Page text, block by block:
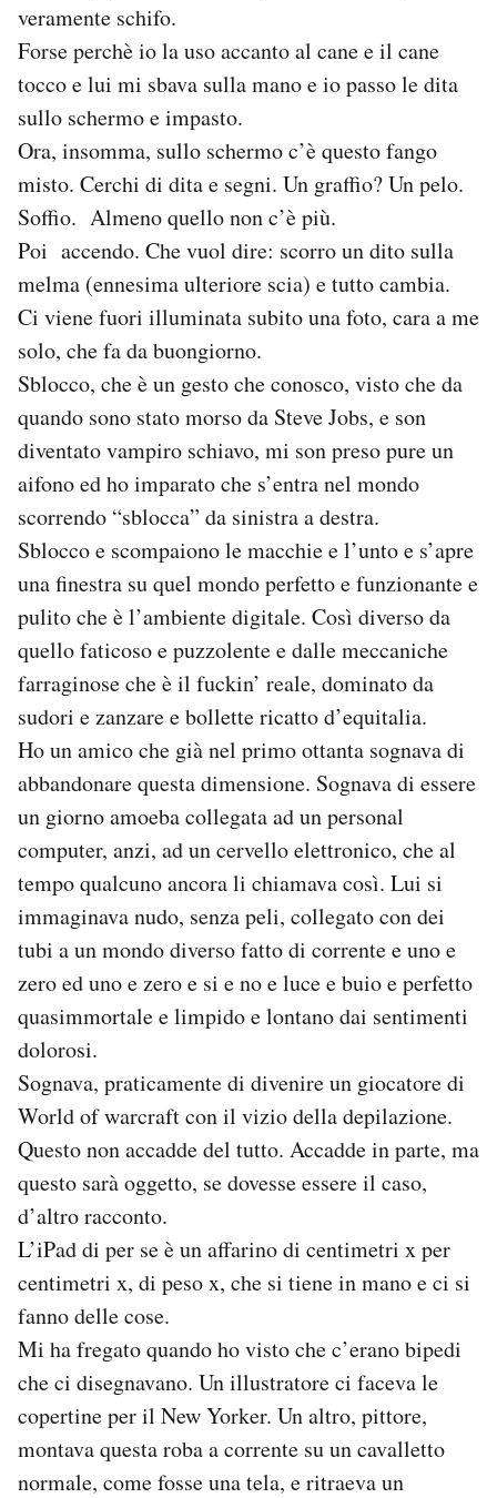
veramente schifo.
Forse perchè io la uso accanto al cane e il cane
tocco e lui mi sbava sulla mano e io passo le dita
sullo schermo e impasto.
Ora, insomma, sullo schermo c’è questo fango
misto. Cerchi di dita e segni. Un graffio? Un pelo.
Soffio. Almeno quello non c’è più.
Poi accendo. Che vuol dire: scorro un dito sulla
melma (ennesima ulteriore scia) e tutto cambia.
Ci viene fuori illuminata subito una foto, cara a me
solo, che fa da buongiorno.
Sblocco, che è un gesto che conosco, visto che da
quando sono stato morso da Steve Jobs, e son
diventato vampiro schiavo, mi son preso pure un
aifono ed ho imparato che s’entra nel mondo
scorrendo “sblocca” da sinistra a destra.
Sblocco e scompaiono le macchie e l’unto e s’apre
una finestra su quel mondo perfetto e funzionante e
pulito che è l’ambiente digitale. Così diverso da
quello faticoso e puzzolente e dalle meccaniche
farraginose che è il fuckin’ reale, dominato da
sudori e zanzare e bollette ricatto d’equitalia.
Ho un amico che già nel primo ottanta sognava di
abbandonare questa dimensione. Sognava di essere
un giorno amoeba collegata ad un personal
computer, anzi, ad un cervello elettronico, che al
tempo qualcuno ancora li chiamava così. Lui si
immaginava nudo, senza peli, collegato con dei
tubi a un mondo diverso fatto di corrente e uno e
zero ed uno e zero e si e no e luce e buio e perfetto
quasimmortale e limpido e lontano dai sentimenti
dolorosi.
Sognava, praticamente di divenire un giocatore di
World of warcraft con il vizio della depilazione.
Questo non accadde del tutto. Accadde in parte, ma
questo sarà oggetto, se dovesse essere il caso,
d’altro racconto.
L’iPad di per se è un affarino di centimetri x per
centimetri x, di peso x, che si tiene in mano e ci si
fanno delle cose.
Mi ha fregato quando ho visto che c’erano bipedi
che ci disegnavano. Un illustratore ci faceva le
copertine per il New Yorker. Un altro, pittore,
montava questa roba a corrente su un cavalletto
normale, come fosse una tela, e ritraeva un